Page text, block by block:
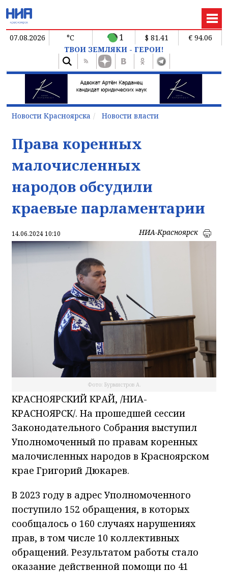
07.08.2026 °C 1 $ 81.41
€ 94.06
ТВОИ ЗЕМЛЯКИ - ГЕРОИ!
Новости Красноярска Новости власти
Права коренных
малочисленных
народов обсудили
краевые парламентарии
14.06.2024 10:10 НИА-Красноярск
Фото: Бурмистров А.
КРАСНОЯРСКИЙ КРАЙ, /НИА-
КРАСНОЯРСК/. На прошедшей сессии
Законодательного Собрания выступил
Уполномоченный по правам коренных
малочисленных народов в Красноярском
крае Григорий Дюкарев.
В 2023 году в адрес Уполномоченного
поступило 152 обращения, в которых
сообщалось о 160 случаях нарушениях
прав, в том числе 10 коллективных
обращений. Результатом работы стало
оказание действенной помощи по 41